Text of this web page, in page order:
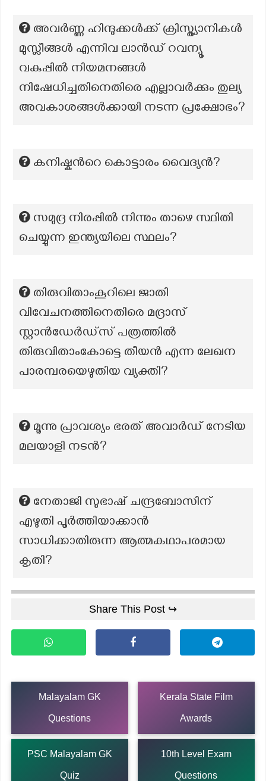
അവർണ്ണ ഹിന്ദുക്കൾക്ക് ക്രിസ്ത്യാനികൾ
മുസ്ലീങ്ങൾ എന്നിവ ലാൻഡ് റവന്യൂ
വകുപ്പിൽ നിയമനങ്ങൾ
നിഷേധിച്ചതിനെതിരെ എല്ലാവർക്കും തുല്യ
അവകാശങ്ങൾക്കായി നടന്ന പ്രക്ഷോഭം?
കനിഷ്കൻറെ കൊട്ടാരം വൈദ്യൻ?
സമുദ്ര നിരപ്പില്‍ നിന്നും താഴെ സ്ഥിതി
ചെയ്യുന്ന ഇന്ത്യയിലെ സ്ഥലം?
തിരുവിതാംകൂറിലെ ജാതി
വിവേചനത്തിനെതിരെ മദ്രാസ്
സ്റ്റാൻഡേർഡ്‌സ് പത്രത്തിൽ
തിരുവിതാംകോട്ടെ തീയൻ എന്ന ലേഖന
പാരമ്പരയെഴുതിയ വ്യക്തി?
മൂന്നു പ്രാവശ്യം ഭരത് അവാർഡ് നേടിയ
മലയാളി നടൻ?
നേതാജി സുഭാഷ് ചന്ദ്രബോസിന്
എഴുതി പൂർത്തിയാക്കാൻ
സാധിക്കാതിരുന്ന ആത്മകഥാപരമായ
കൃതി?
Share This Post ↪
Malayalam GK
Questions
Kerala State Film
Awards
PSC Malayalam GK
Quiz
10th Level Exam
Questions